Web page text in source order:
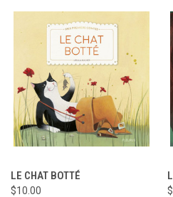
LE CHAT BOTTÉ
$10.00